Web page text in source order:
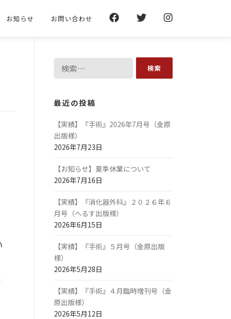
お知らせ お問い合わせ
索:
最近の投稿
【実績】『手術』2026年7月号（金原
出版様）
2026年7月23日
【お知らせ】夏季休業について
2026年7月16日
【実績】『消化器外科』２０２６年６
月号（へるす出版様）
2026年6月15日
【実績】『手術』５月号（金原出版
様）
2026年5月28日
【実績】『手術』４月臨時増刊号（金
原出版様）
2026年5月12日